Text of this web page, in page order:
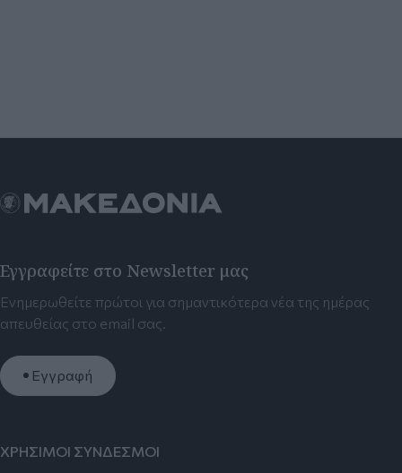
Εγγραφείτε στο Newsletter μας
Ενημερωθείτε πρώτοι για σημαντικότερα νέα της ημέρας
απευθείας στο email σας.
Εγγραφή
ΧΡΗΣΙΜΟΙ ΣΥΝΔΕΣΜΟΙ